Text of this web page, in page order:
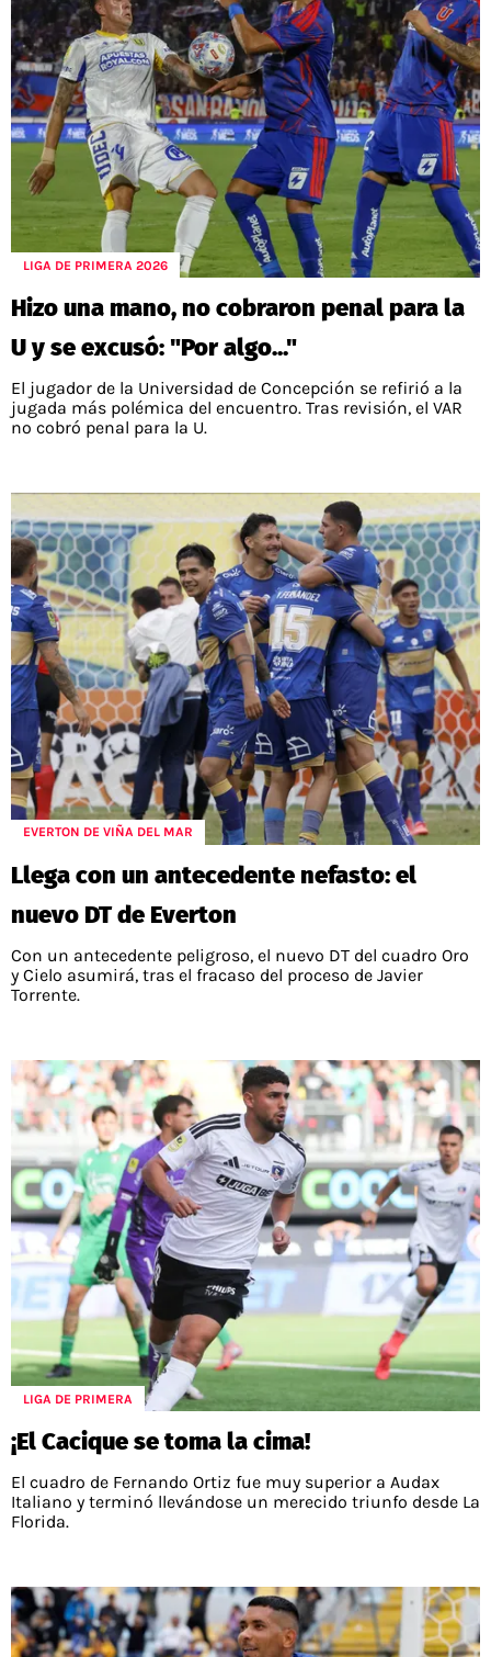
LIGA DE PRIMERA 2026
Hizo una mano, no cobraron penal para la
U y se excusó: "Por algo..."
El jugador de la Universidad de Concepción se refirió a la
jugada más polémica del encuentro. Tras revisión, el VAR
no cobró penal para la U.
EVERTON DE VIÑA DEL MAR
Llega con un antecedente nefasto: el
nuevo DT de Everton
Con un antecedente peligroso, el nuevo DT del cuadro Oro
y Cielo asumirá, tras el fracaso del proceso de Javier
Torrente.
LIGA DE PRIMERA
¡El Cacique se toma la cima!
El cuadro de Fernando Ortiz fue muy superior a Audax
Italiano y terminó llevándose un merecido triunfo desde La
Florida.